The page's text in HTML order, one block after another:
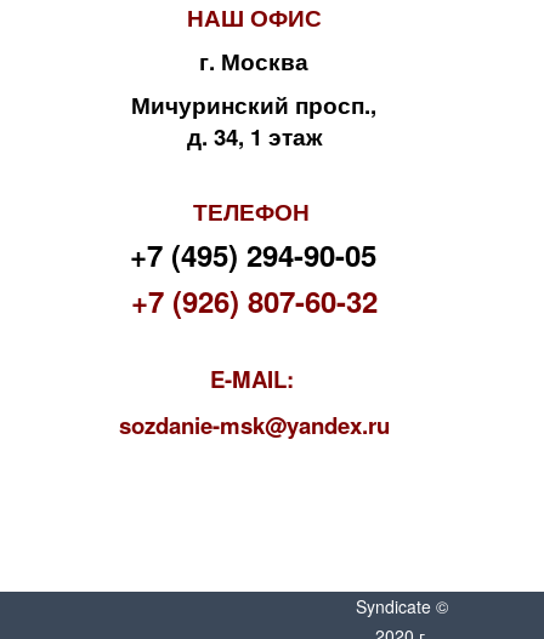
НАШ ОФИС
г. Москва
Мичуринский просп.,
д. 34, 1 этаж
ТЕЛЕФОН
+7 (495) 294-90-05
+7 (926) 807-60-32
E-MAIL:
sozdanie-msk@yandex.ru
Syndicate ©